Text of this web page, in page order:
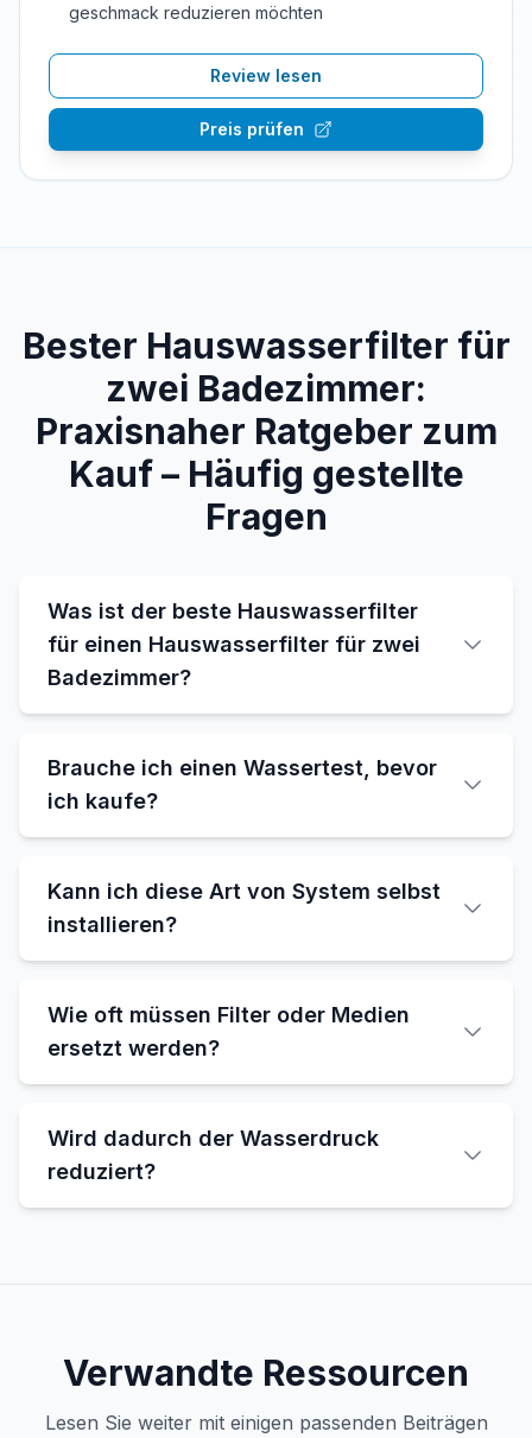
geschmack reduzieren möchten
Review lesen
Preis prüfen
Bester Hauswasserfilter für
zwei Badezimmer:
Praxisnaher Ratgeber zum
Kauf – Häufig gestellte
Fragen
Was ist der beste Hauswasserfilter
für einen Hauswasserfilter für zwei
Badezimmer?
Brauche ich einen Wassertest, bevor
ich kaufe?
Kann ich diese Art von System selbst
installieren?
Wie oft müssen Filter oder Medien
ersetzt werden?
Wird dadurch der Wasserdruck
reduziert?
Verwandte Ressourcen
Lesen Sie weiter mit einigen passenden Beiträgen